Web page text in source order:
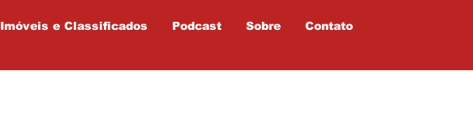
Imóveis e Classificados Podcast Sobre Contato